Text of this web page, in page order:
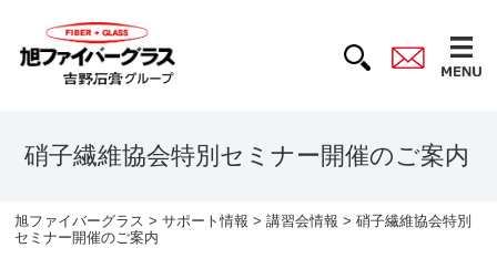
硝子繊維協会特別セミナー開催のご案内
旭ファイバーグラス >サポート情報 >講習会情報 > 硝子繊維協会特別
セミナー開催のご案内